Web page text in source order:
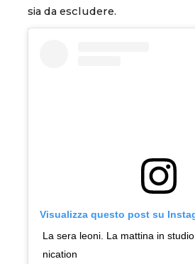
sia da escludere.
Visualizza questo post su
La sera leoni. La mattina in
nication